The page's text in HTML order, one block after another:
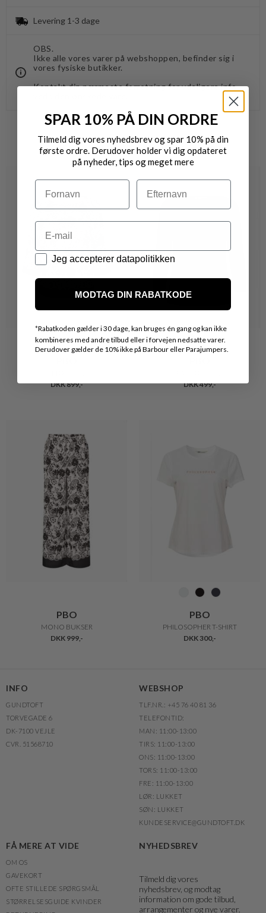
Levering 1-3 dage
OBS.
Ikke alle vores varer på webshoppen, befinder sig i
vores fysiske butikker.
Kontakt din nærmeste forretning for ydeligere info.
VARER FRA SAMME MÆRKE
DKK 899,-
DKK 499,-
PBO
MONO BUKSER
DKK 999,-
PBO
PHILOSOPHER T-SHIRT
DKK 300,-
INFO
GUNDTOFT
TORVEGADE 6
DK-7100 VEJLE
CVR. 51568710
WEBSHOP
TLF.NR.: +45 76 40 81 36
TELEFONTID:
MAN: 11:00-13:00
TIRS: 11:00-13:00
ONS: 11:00-13:00
TORS: 11:00-13:00
FRE: 11:00-13:00
LØR: LUKKET
SØN: LUKKET
KUNDESERVICE@GUNDTOFT.DK
FÅ MERE AT VIDE
OM OS
GAVEKORT
OFTE STILLEDE SPØRGSMÅL
STØRRELSESGUIDE KVINDER
NYHEDSBREV
Tilmeld dig vores
nyhedsbrev, og modtag
information om gode tilbud,
arrangementer og nye varer.
SPAR 10% PÅ DIN ORDRE
Tilmeld dig vores nyhedsbrev og spar 10% på din
første ordre. Derudover holder vi dig opdateret
på nyheder, tips og meget mere
Navn Efternavn
Email
Datapolitik
Jeg accepterer datapolitikken
MODTAG DIN RABATKODE
*Rabatkoden gælder i 30 dage, kan bruges én gang og kan ikke
kombineres med andre tilbud eller i forvejen nedsatte varer.
Derudover gælder de 10% ikke på Barbour eller Parajumpers.